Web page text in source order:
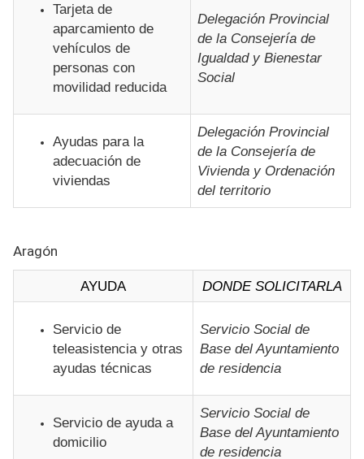
Tarjeta de
aparcamiento de
vehículos de
personas con
movilidad reducida
Delegación Provincial
de la Consejería de
Igualdad y Bienestar
Social
Ayudas para la
adecuación de
viviendas
Delegación Provincial
de la Consejería de
Vivienda y Ordenación
del territorio
Aragón
AYUDA DONDE SOLICITARLA
Servicio de
teleasistencia y otras
ayudas técnicas
Servicio Social de
Base del Ayuntamiento
de residencia
Servicio de ayuda a
domicilio
Servicio Social de
Base del Ayuntamiento
de residencia